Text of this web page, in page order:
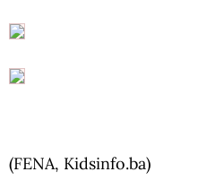
(FENA, Kidsinfo.ba)